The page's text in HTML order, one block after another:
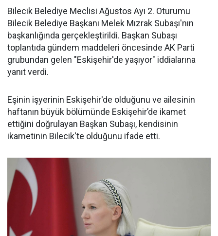
Bilecik Belediye Meclisi Ağustos Ayı 2. Oturumu
Bilecik Belediye Başkanı Melek Mızrak Subaşı'nın
başkanlığında gerçekleştirildi. Başkan Subaşı
toplantıda gündem maddeleri öncesinde AK Parti
grubundan gelen "Eskişehir'de yaşıyor" iddialarına
yanıt verdi.
Eşinin işyerinin Eskişehir'de olduğunu ve ailesinin
haftanın büyük bölümünde Eskişehir’de ikamet
ettiğini doğrulayan Başkan Subaşı, kendisinin
ikametinin Bilecik'te olduğunu ifade etti.